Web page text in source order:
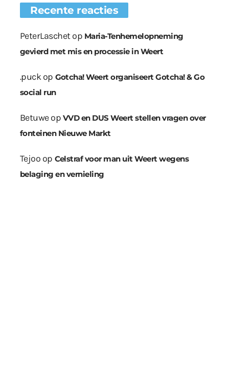
Recente reacties
PeterLaschetop Maria-Tenhemelopneming
gevierd met mis en processie in Weert
.puckop Gotcha! Weert organiseert Gotcha! & Go
social run
Betuweop VVD en DUS Weert stellen vragen over
fonteinen Nieuwe Markt
Tejoo op Celstraf voor man uit Weert wegens
belaging en vernieling